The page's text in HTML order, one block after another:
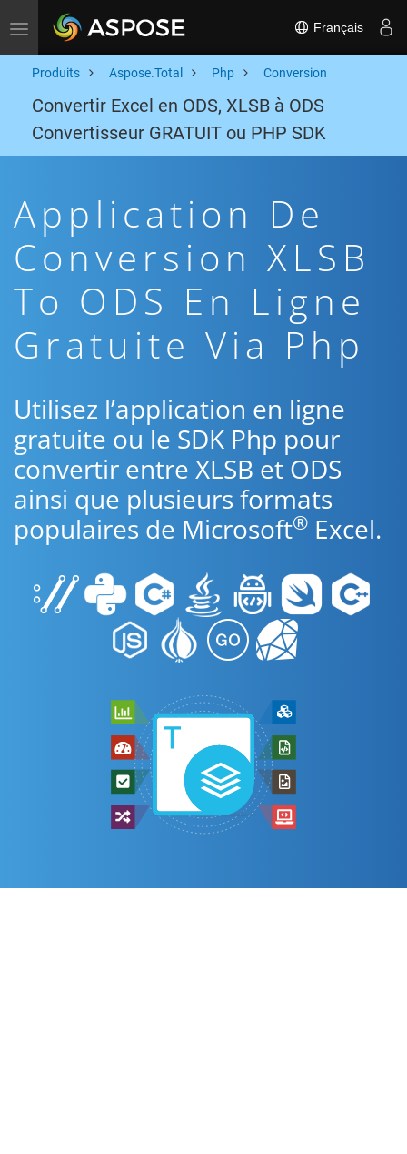
Toggle navigation Français
Produits Aspose.Total Php Conversion
Convertir Excel en ODS, XLSB à ODS
Convertisseur GRATUIT ou PHP SDK
Application De
Conversion XLSB
To ODS En Ligne
Gratuite Via Php
Utilisez l’application en ligne
gratuite ou le SDK Php pour
convertir entre XLSB et ODS
ainsi que plusieurs formats
populaires de Microsoft® Excel.